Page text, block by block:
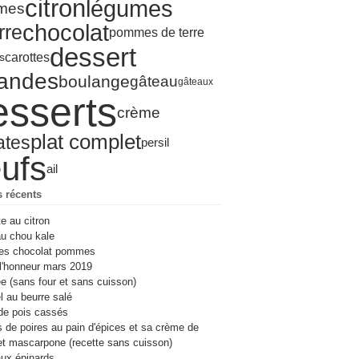
(4)
(7)
(8)
(8)
(8)
(6)
(10)
(6)
(10)
(13)
(17)
(20)
(17)
(15)
(19)
(19)
(3)
citronlégumes
chocolatpommes de terre
carottesdessert
boulangegâteaugâteaux
crème
plat completpersil
ail
récents
au citron
chou kale
chocolat pommes
mars 2019
(sans four et sans cuisson)
au beurre salé
pois cassés
de poires au pain d'épices et sa crème de
mascarpone (recette sans cuisson)